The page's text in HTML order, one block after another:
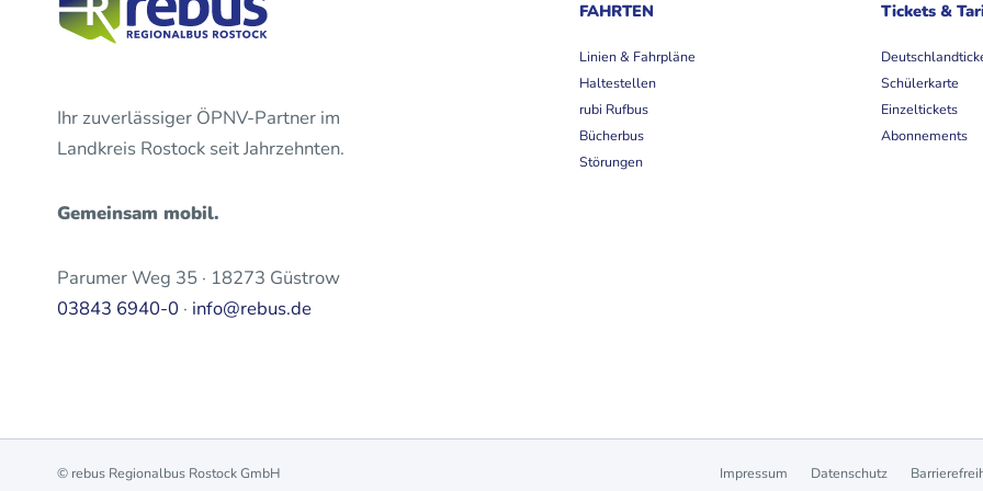
Ihr zuverlässiger ÖPNV-Partner im
Landkreis Rostock seit Jahrzehnten.
Gemeinsam mobil.
Parumer Weg 35 · 18273 Güstrow
03843 6940-0 · info@rebus.de
FAHRTEN
Linien & Fahrpläne
Haltestellen
rubi Rufbus
Bücherbus
Störungen
Tickets &
Schülerkarte
Einzeltickets
Abonnements
© rebus Regionalbus Rostock GmbH Impressum Datenschutz